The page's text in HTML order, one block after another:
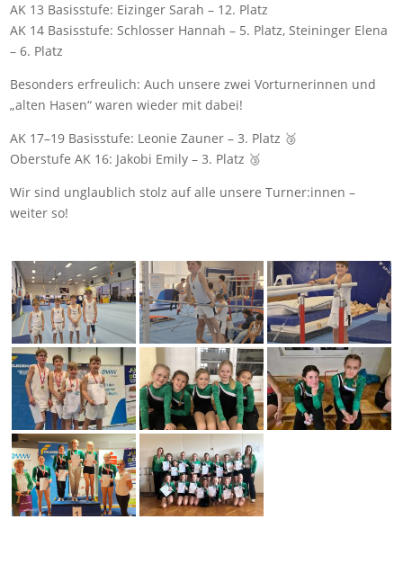
AK 13 Basisstufe: Eizinger Sarah – 12. Platz
AK 14 Basisstufe: Schlosser Hannah – 5. Platz, Steininger Elena
– 6. Platz
Besonders erfreulich: Auch unsere zwei Vorturnerinnen und
„alten Hasen“ waren wieder mit dabei!
AK 17–19 Basisstufe: Leonie Zauner – 3. Platz 🥉
Oberstufe AK 16: Jakobi Emily – 3. Platz 🥉
Wir sind unglaublich stolz auf alle unsere Turner:innen –
weiter so!